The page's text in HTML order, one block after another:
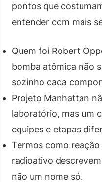
pontos que
entender com mais
Quem foi Robert
bomba atômica não
sozinho cada
Projeto Manhattan
laboratório, mas um
equipes e etapas
Termos como
radioativo
não um nome só.